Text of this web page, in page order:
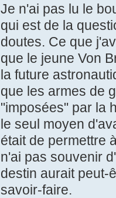
Je n'ai pas lu le
qui est de la
doutes. Ce que
que le jeune Von
la future
que les armes de
"imposées" par la
le seul moyen
était de permettre
n'ai pas souvenir
destin aurait peut-
savoir-faire.